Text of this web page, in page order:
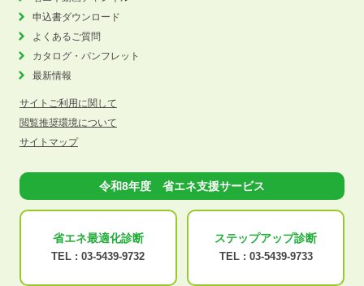
申込書ダウンロード
よくあるご質問
カタログ・パンフレット
最新情報
サイトご利用に関して
閲覧推奨環境について
サイトマップ
令和8年度 省エネ支援サービス
省エネ最適化診断
TEL : 03-5439-9732
ステップアップ診断
TEL : 03-5439-9733